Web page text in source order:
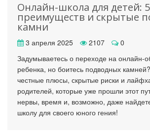
Онлайн-школа для детей: 5
преимуществ и скрытые
камни
3 апреля 2025 2107
0
Задумываетесь о переходе на онлайн-
ребенка, но боитесь подводных
честные плюсы, скрытые риски и
родителей, которые уже прошли этот
нервы, время и, возможно, даже
школу для своего юного гения!